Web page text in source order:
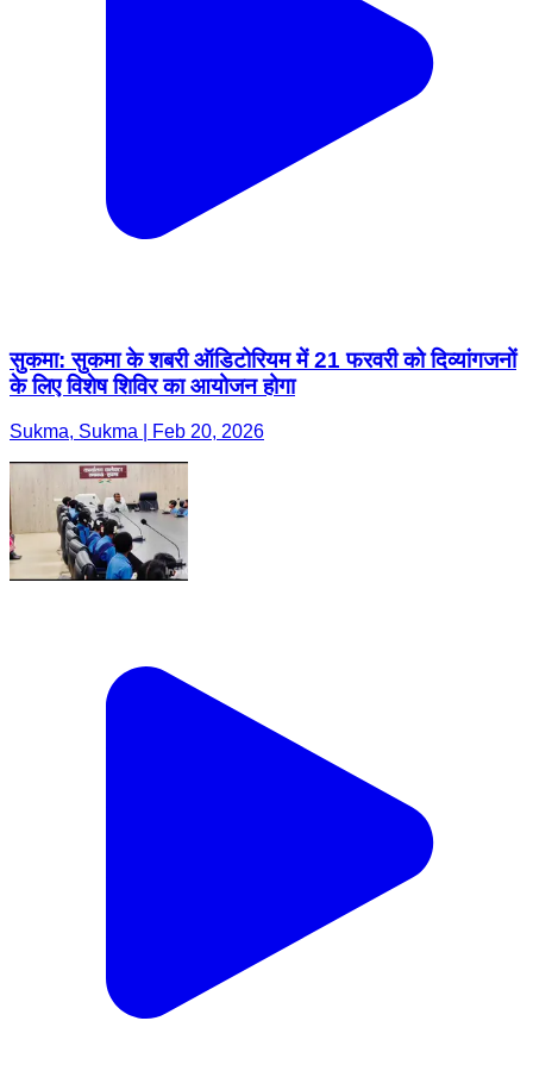
सुकमा: सुकमा के शबरी ऑडिटोरियम में 21 फरवरी को दिव्यांगजनों
के लिए विशेष शिविर का आयोजन होगा
Sukma, Sukma | Feb 20, 2026